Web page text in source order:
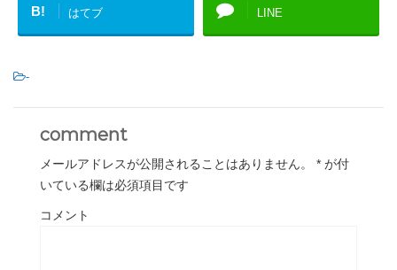
B! はてブ LINE
-
comment
メールアドレスが公開されることはありません。 * が付
いている欄は必須項目です
コメント